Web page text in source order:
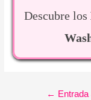
Descubre los
Navegación
←